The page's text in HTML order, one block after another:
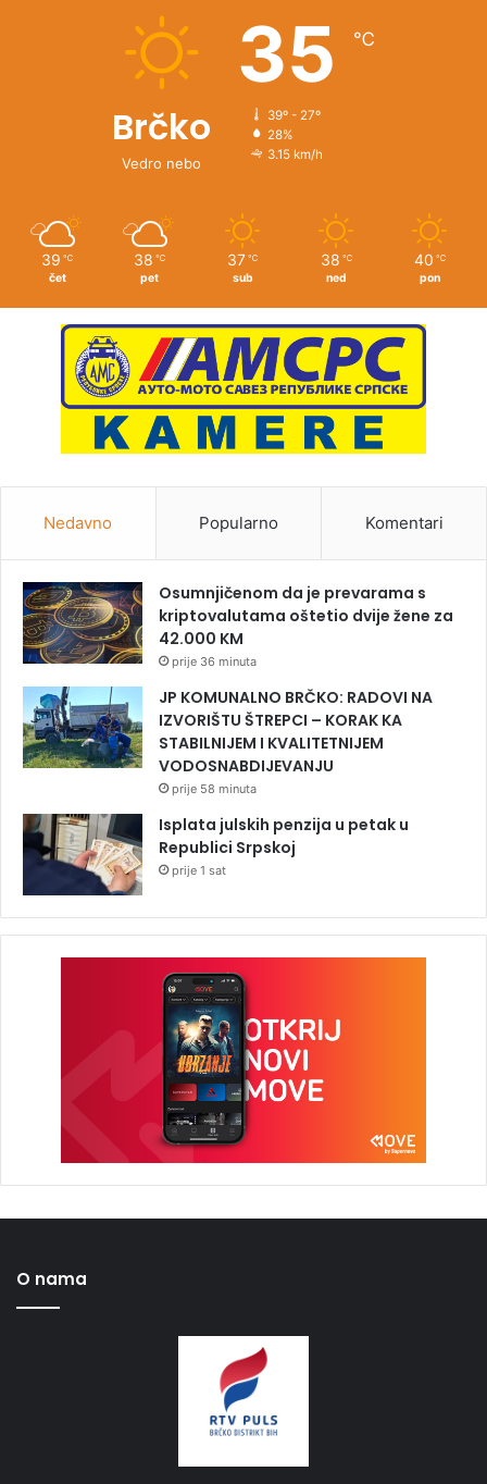
Brčko
Vedro nebo
35 ℃
39º - 27º
28%
3.15 km/h
39 ℃
čet
38 ℃
pet
37 ℃
sub
38 ℃
ned
40 ℃
pon
Nedavno Popularno Komentari
Osumnjičenom da je prevarama s
kriptovalutama oštetio dvije žene za
42.000 KM
prije 36 minuta
JP KOMUNALNO BRČKO: RADOVI NA
IZVORIŠTU ŠTREPCI – KORAK KA
STABILNIJEM I KVALITETNIJEM
VODOSNABDIJEVANJU
prije 58 minuta
Isplata julskih penzija u petak u
Republici Srpskoj
prije 1 sat
O nama